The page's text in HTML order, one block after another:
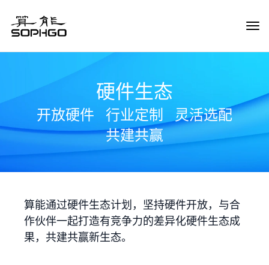
硬件生态
开放硬件 行业定制
灵活选配
共建共赢
算能通过硬件生态计划，坚持硬件开放，与合
作伙伴一起打造有竞争力的差异化硬件生态成
果，共建共赢新生态。